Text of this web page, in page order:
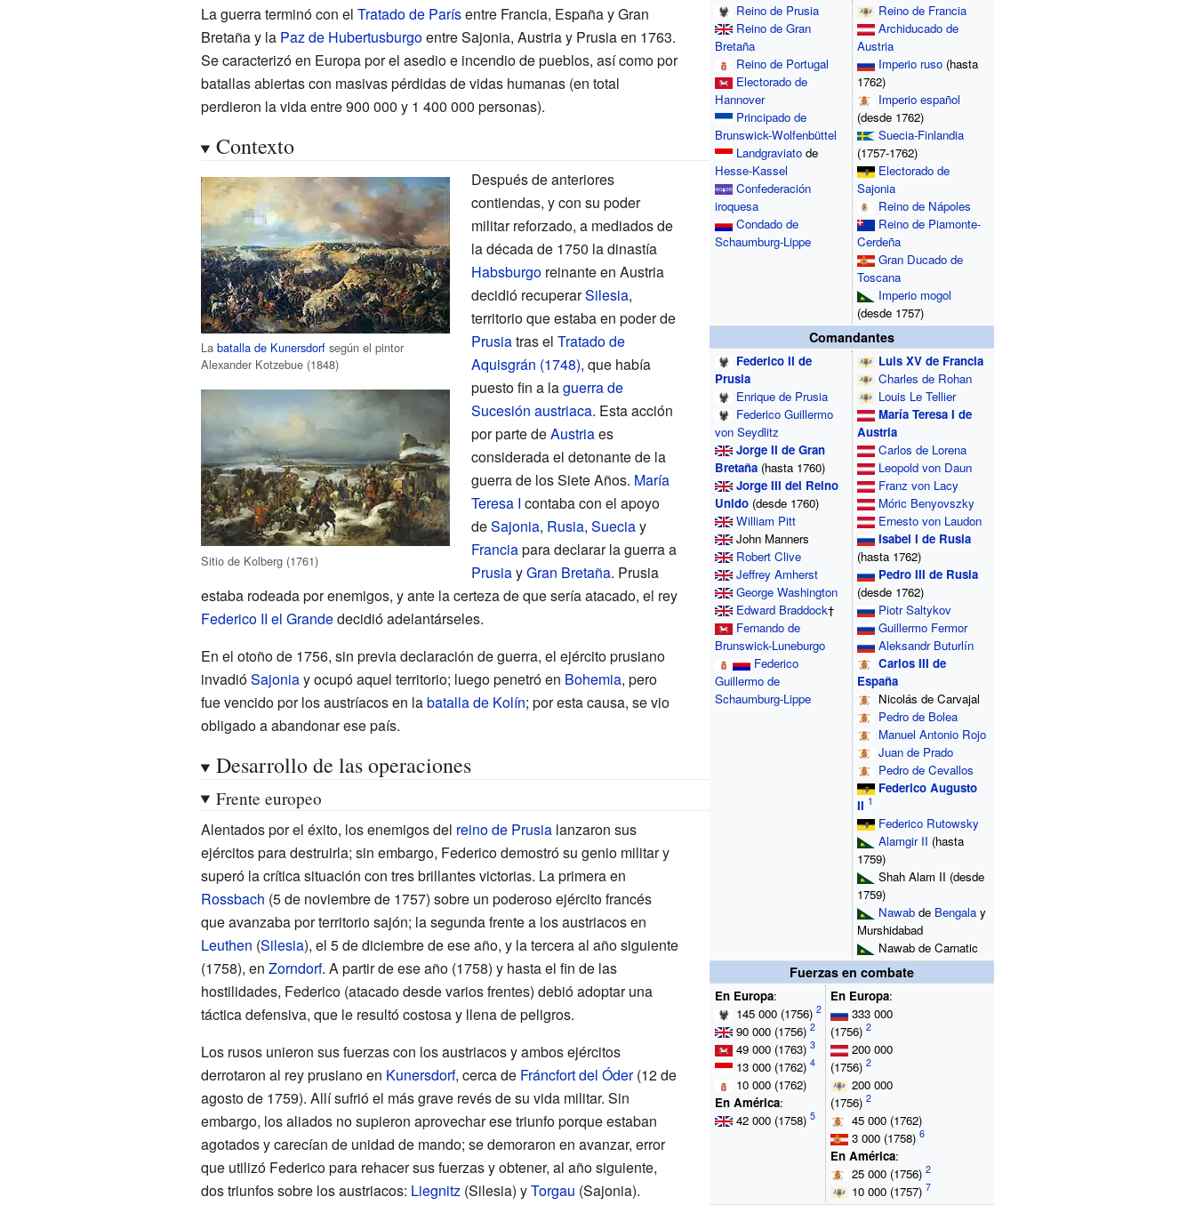
Reino de Prusia
Reino de Gran
Bretaña
Reino de Portugal
Electorado de
Hannover
Principado de
Brunswick-Wolfenbüttel
Landgraviatode
Hesse-Kassel
Confederación
iroquesa
Condado de
Schaumburg-Lippe
Reino de Francia
Archiducado de
Austria
Imperio ruso (hasta
1762)
Imperio español
(desde 1762)
Suecia-Finlandia
(1757-1762)
Electorado de
Sajonia
Reino de Nápoles
Reino de Piamonte-
Cerdeña
Gran Ducado de
Toscana
Imperio mogol
(desde 1757)
Comandantes
Federico II de
Prusia
Enrique de Prusia
Federico Guillermo
von Seydlitz
Jorge II de Gran
Bretaña (hasta 1760)
Jorge III del Reino
Unido (desde 1760)
William Pitt
John Manners
Robert Clive
Jeffrey Amherst
George Washington
Edward Braddock†
Fernando de
Brunswick-Luneburgo
Federico
Guillermo de
Schaumburg-Lippe
Luis XV de Francia
Charles de Rohan
Louis Le Tellier
María Teresa I de
Austria
Carlos de Lorena
Leopold von Daun
Franz von Lacy
Móric Benyovszky
Ernesto von Laudon
Isabel I de Rusia
(hasta 1762)
Pedro III de Rusia
(desde 1762)
Piotr Saltykov
Guillermo Fermor
Aleksandr Buturlín
Carlos III de
España
Nicolás de Carvajal
Pedro de Bolea
Manuel Antonio Rojo
Juan de Prado
Pedro de Cevallos
Federico Augusto
II
Federico Rutowsky
Alamgir II (hasta
1759)
Shah Alam II (desde
1759)
Nawab de Bengala y
Murshidabad
Nawab deCarnatic
Fuerzas en combate
En Europa:
145 000 (1756)
90 000 (1756)
49 000 (1763)
13 000 (1762)
10 000 (1762)
En América:
42 000 (1758)
En Europa:
333 000
(1756)
200 000
(1756)
200 000
(1756)
45 000 (1762)
3 000 (1758)
En América:
25 000 (1756)
10 000 (1757)
La guerra terminó con el Tratado de Parísentre Francia, España y Gran
Bretaña y la Paz de Hubertusburgoentre Sajonia, Austria y Prusia en 1763.
Se caracterizó en Europa por el asedio e incendio de pueblos, así como por
batallas abiertas con masivas pérdidas de vidas humanas (en total
perdieron la vida entre 900 000 y 1 400 000 personas).
Contexto
La batalla de Kunersdorfsegún el pintor
Alexander Kotzebue (1848)
Sitio de Kolberg (1761)
Después de anteriores
contiendas, y con su poder
militar reforzado, a mediados de
la década de 1750 la dinastía
Habsburgoreinante en Austria
decidió recuperarSilesia,
territorio que estaba en poder de
Prusiatras el Tratado de
Aquisgrán (1748), que había
puesto fin a laguerra de
Sucesión austriaca. Esta acción
por parte deAustriaes
considerada el detonante de la
guerra de los Siete Años. María
Teresa I contaba con el apoyo
deSajonia, Rusia, Sueciay
Franciapara declarar la guerra a
PrusiayGran Bretaña. Prusia
estaba rodeada por enemigos, y ante la certeza de que sería atacado, el rey
Federico II el Grandedecidió adelantárseles.
En el otoño de 1756, sin previa declaración de guerra, el ejército prusiano
invadióSajoniay ocupó aquel territorio; luego penetró en Bohemia, pero
fue vencido por los austríacos en labatalla de Kolín; por esta causa, se vio
obligado a abandonar ese país.
Desarrollo de las operaciones
Frente europeo
Alentados por el éxito, los enemigos del reino de Prusialanzaron sus
ejércitos para destruirla; sin embargo, Federico demostró su genio militar y
superó la crítica situación con tres brillantes victorias. La primera en
Rossbach (5 de noviembre de 1757) sobre un poderoso ejército francés
que avanzaba por territorio sajón; la segunda frente a los austriacos en
Leuthen (Silesia), el 5 de diciembre de ese año, y la tercera al año siguiente
(1758), en Zorndorf. A partir de ese año (1758) y hasta el fin de las
hostilidades, Federico (atacado desde varios frentes) debió adoptar una
táctica defensiva, que le resultó costosa y llena de peligros.
Los rusos unieron sus fuerzas con los austriacos y ambos ejércitos
derrotaron al rey prusiano en Kunersdorf, cerca de Fráncfort del Óder(12 de
agosto de 1759). Allí sufrió el más grave revés de su vida militar. Sin
embargo, los aliados no supieron aprovechar ese triunfo porque estaban
agotados y carecían de unidad de mando; se demoraron en avanzar, error
que utilizó Federico para rehacer sus fuerzas y obtener, al año siguiente,
dos triunfos sobre los austriacos: Liegnitz(Silesia) yTorgau (Sajonia).